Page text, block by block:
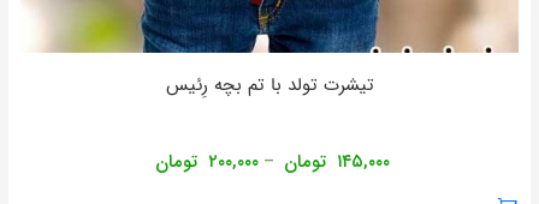
تیشرت تولد با تم بچه رِئیس
۱۴۵,۰۰۰ تومان – ۲۰۰,۰۰۰ تومان